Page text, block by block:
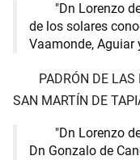
"Dn Lorenzo
de los solares
Vaamonde, Aguiar
PADRÓN DE
SAN MARTÍN DE
"Dn Lorenzo
Dn Gonzalo de